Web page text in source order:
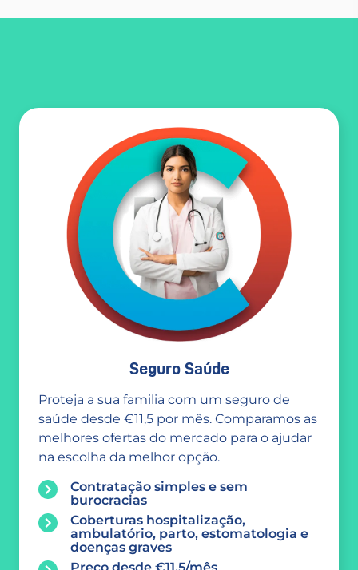
Seguro Saúde
Proteja a sua familia com um seguro de
saúde desde €11,5 por mês. Comparamos as
melhores ofertas do mercado para o ajudar
na escolha da melhor opção.
Contratação simples e sem
burocracias
Coberturas hospitalização,
ambulatório, parto, estomatologia e
doenças graves